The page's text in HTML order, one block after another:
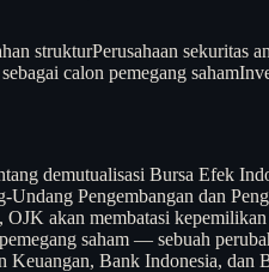
strukturPerusahaan sekuritas
calon pemegang saham
demutualisasi Bursa Efek
Pengembangan dan
akan membatasi
saham — sebuah
Bank Indonesia, dan